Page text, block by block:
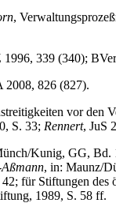
,
339 (340);
2008, 826 (827).
vor den
S. 33; Rennert, JuS
Kunig, GG, Bd.
Aßmann, in: Maunz/
für Stiftungen des
1989, S. 58 ff.